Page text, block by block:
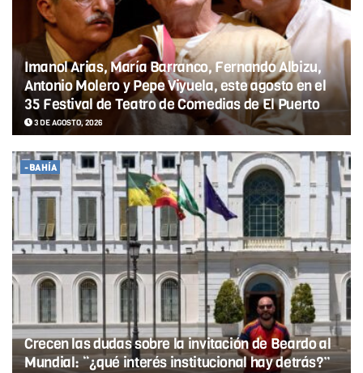
Imanol Arias, María Barranco, Fernando Albizu,
Antonio Molero y Pepe Viyuela, este agosto en el
35 Festival de Teatro de Comedias de El Puerto
3 DE AGOSTO, 2026
-BAHÍA
Crecen las dudas sobre la invitación de Beardo al
Mundial: “¿qué interés institucional hay detrás?”